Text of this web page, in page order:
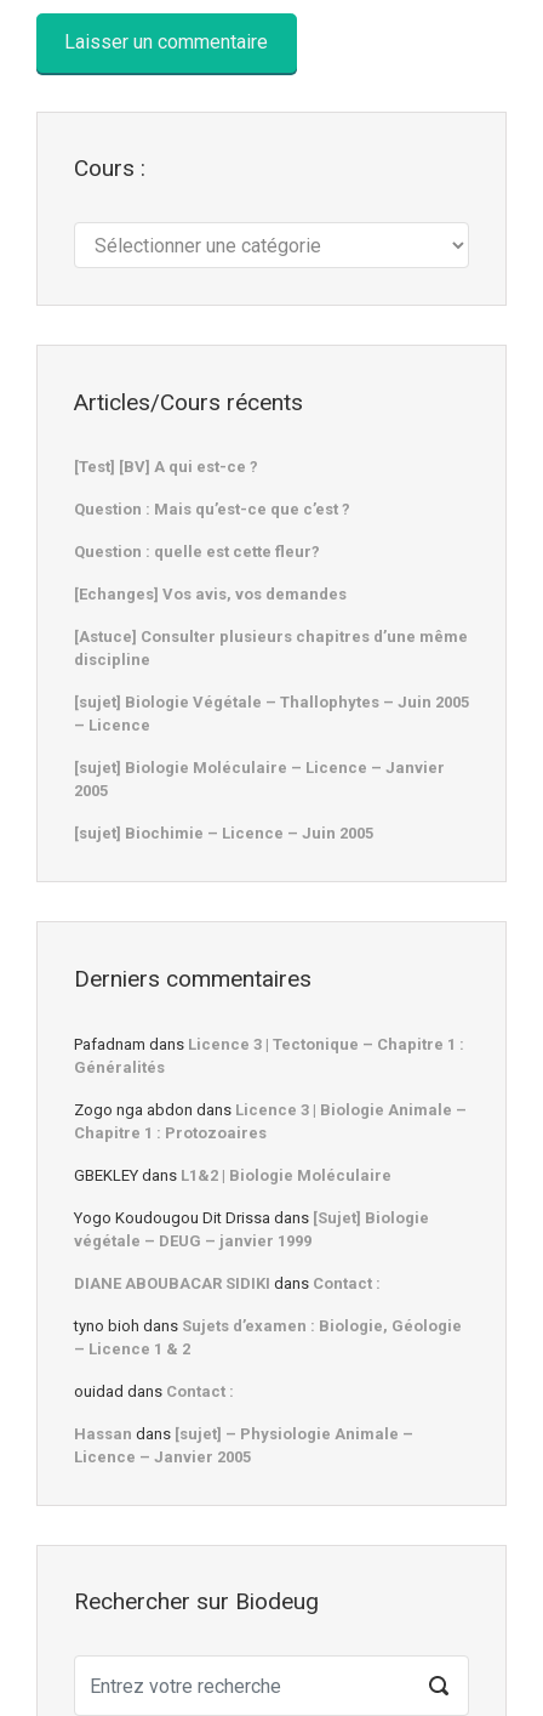
Cours :
Articles/Cours récents
[Test] [BV] A qui est-ce ?
Question : Mais qu’est-ce que c’est ?
Question : quelle est cette fleur?
[Echanges] Vos avis, vos demandes
[Astuce] Consulter plusieurs chapitres d’une même
discipline
[sujet] Biologie Végétale – Thallophytes – Juin 2005
– Licence
[sujet] Biologie Moléculaire – Licence – Janvier
2005
[sujet] Biochimie – Licence – Juin 2005
Derniers commentaires
Pafadnam dans Licence 3 | Tectonique – Chapitre 1 :
Généralités
Zogo nga abdon dans Licence 3 | Biologie Animale –
Chapitre 1 : Protozoaires
GBEKLEY dans L1&2 | Biologie Moléculaire
Yogo Koudougou Dit Drissa dans [Sujet] Biologie
végétale – DEUG – janvier 1999
DIANE ABOUBACAR SIDIKI dans Contact :
tyno bioh dans Sujets d’examen : Biologie, Géologie
– Licence 1 & 2
ouidad dans Contact :
Hassan dans [sujet] – Physiologie Animale –
Licence – Janvier 2005
Rechercher sur Biodeug